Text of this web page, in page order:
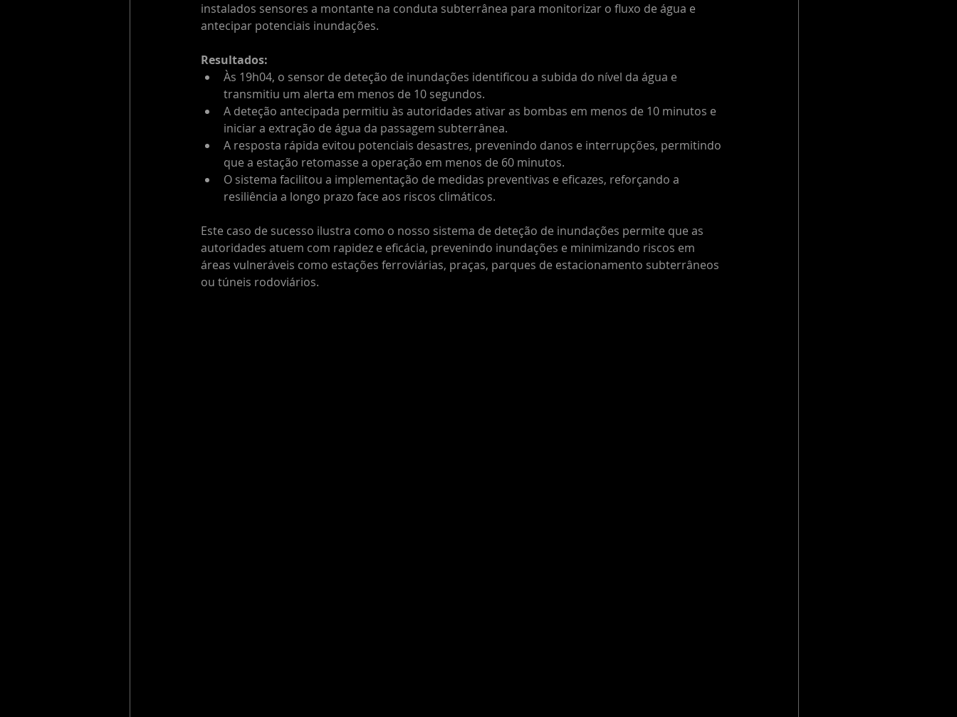
instalados sensores a montante na conduta subterrânea para monitorizar o fluxo de água e
antecipar potenciais inundações.
Resultados:
Às 19h04, o sensor de deteção de inundações identificou a subida do nível da água e
transmitiu um alerta em menos de 10 segundos.
A deteção antecipada permitiu às autoridades ativar as bombas em menos de 10 minutos e
iniciar a extração de água da passagem subterrânea.
A resposta rápida evitou potenciais desastres, prevenindo danos e interrupções, permitindo
que a estação retomasse a operação em menos de 60 minutos.
O sistema facilitou a implementação de medidas preventivas e eficazes, reforçando a
resiliência a longo prazo face aos riscos climáticos.
Este caso de sucesso ilustra como o nosso sistema de deteção de inundações permite que as
autoridades atuem com rapidez e eficácia, prevenindo inundações e minimizando riscos em
áreas vulneráveis como estações ferroviárias, praças, parques de estacionamento subterrâneos
ou túneis rodoviários.